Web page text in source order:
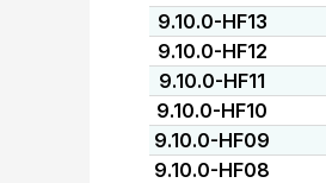
9.10.0-HF13
9.10.0-HF12
9.10.0-HF11
9.10.0-HF10
9.10.0-HF09
9.10.0-HF08